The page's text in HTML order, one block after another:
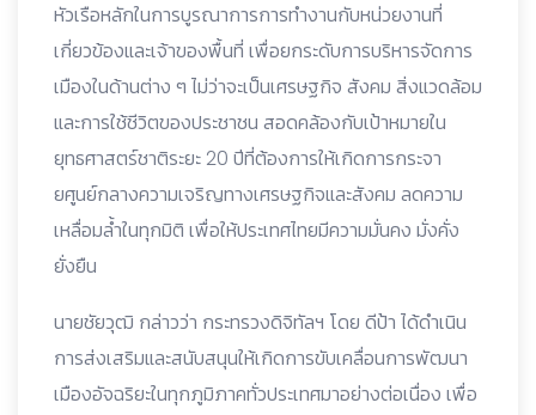
หัวเรือหลักในการบูรณาการการทำงานกับหน่วยงานที่
เกี่ยวข้องและเจ้าของพื้นที่ เพื่อยกระดับการบริหารจัดการ
เมืองในด้านต่าง ๆ ไม่ว่าจะเป็นเศรษฐกิจ สังคม สิ่งแวดล้อม
และการใช้ชีวิตของประชาชน สอดคล้องกับเป้าหมายใน
ยุทธศาสตร์ชาติระยะ 20 ปีที่ต้องการให้เกิดการกระจา
ยศูนย์กลางความเจริญทางเศรษฐกิจและสังคม ลดความ
เหลื่อมล้ำในทุกมิติ เพื่อให้ประเทศไทยมีความมั่นคง มั่งคั่ง
ยั่งยืน
นายชัยวุฒิ กล่าวว่า กระทรวงดิจิทัลฯ โดย ดีป้า ได้ดำเนิน
การส่งเสริมและสนับสนุนให้เกิดการขับเคลื่อนการพัฒนา
เมืองอัจฉริยะในทุกภูมิภาคทั่วประเทศมาอย่างต่อเนื่อง เพื่อ